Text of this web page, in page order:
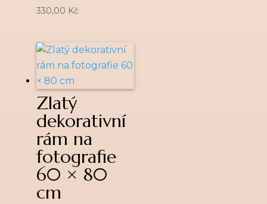
330,00 Kč
Zlatý
dekorativní
rám na
fotografie
60 × 80
cm